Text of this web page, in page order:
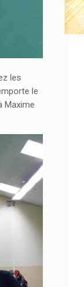
les
le
Maxime